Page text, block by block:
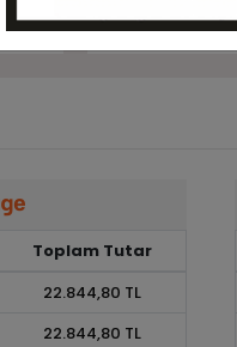
Toplam Tutar
22.844,80 TL
22.844,80 TL